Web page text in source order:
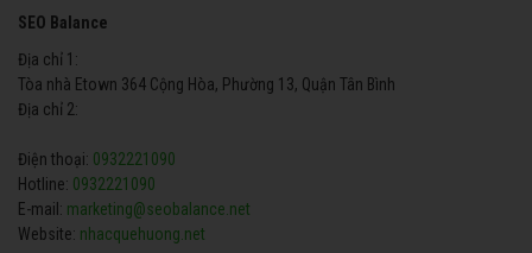
SEO Balance
Địa chỉ 1:
Tòa nhà Etown 364 Cộng Hòa, Phường 13, Quận Tân Bình
Địa chỉ 2:
Điện thoại: 0932221090
Hotline: 0932221090
E-mail: marketing@seobalance.net
Website: nhacquehuong.net